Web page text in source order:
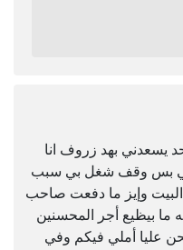
يسعدني بهد زروف انا
اهلي بس وقف شغل بي سبب
وإيز ما دفعت صاحب
ما بيظيع أجر المحسنين
عليا أملي فيكم وفي